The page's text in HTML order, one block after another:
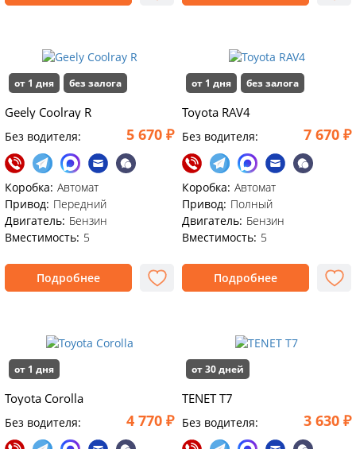
от 1 дня без залога
Geely Coolray R
Без водителя: 5 670 ₽
Коробка: Автомат
Привод: Передний
Двигатель: Бензин
Вместимость: 5
Подробнее
от 1 дня без залога
Toyota RAV4
Без водителя: 7 670 ₽
Коробка: Автомат
Привод: Полный
Двигатель: Бензин
Вместимость: 5
Подробнее
от 1 дня
Toyota Corolla
Без водителя: 4 770 ₽
от 30 дней
TENET T7
Без водителя: 3 630 ₽